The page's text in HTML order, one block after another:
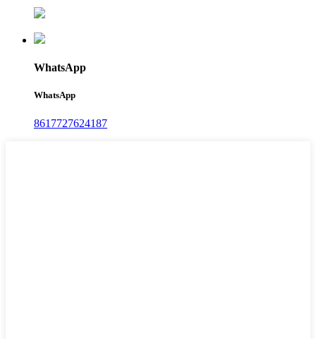
WhatsApp
WhatsApp
8617727624187